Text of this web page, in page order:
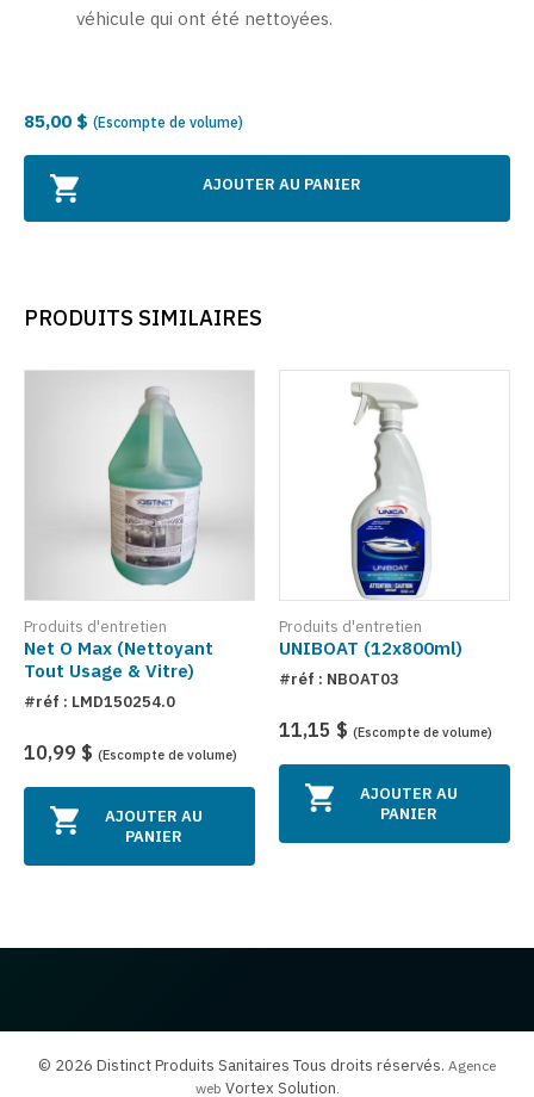
véhicule qui ont été nettoyées.
85,00 $ (Escompte de volume)
AJOUTER AU PANIER
PRODUITS SIMILAIRES
Produits d'entretien
Net O Max (Nettoyant
Tout Usage & Vitre)
#réf : LMD150254.0
10,99 $ (Escompte de volume)
AJOUTER AU
PANIER
Produits d'entretien
UNIBOAT (12x800ml)
#réf : NBOAT03
11,15 $ (Escompte de volume)
AJOUTER AU
PANIER
© 2026 Distinct Produits Sanitaires Tous droits réservés. Agence
web Vortex Solution.